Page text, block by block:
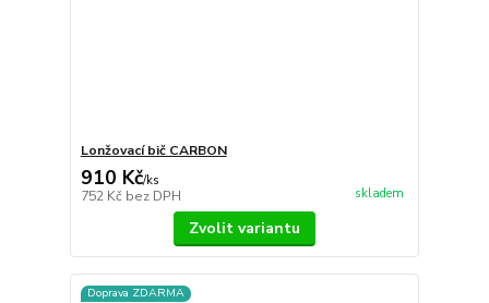
Lonžovací bič CARBON
910 Kč/ks
752 Kč bez DPH skladem
Zvolit variantu
Doprava ZDARMA